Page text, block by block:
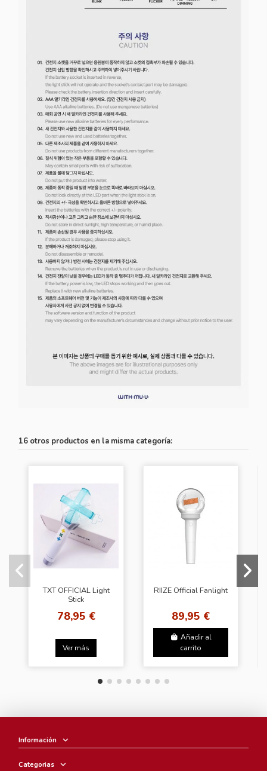
16 otros productos en la misma categoría:
TXT OFFICIAL Light
Stick
78,95 €
Ver más
RIIZE Official Fanlight
89,95 €
Añadir al
carrito
Información
Categorias